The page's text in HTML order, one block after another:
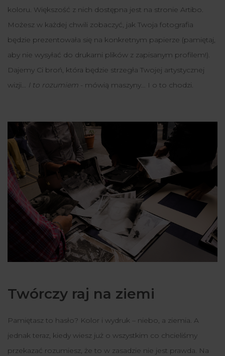
koloru. Większość z nich dostępna jest na stronie Artibo.
Możesz w każdej chwili zobaczyć, jak Twoja fotografia
będzie prezentowała się na konkretnym papierze (pamiętaj,
aby nie wysyłać do drukarni plików z zapisanym profilem!).
Dajemy Ci broń, która będzie strzegła Twojej artystycznej
wizji… I to rozumiem - mówią maszyny… I o to chodzi.
Twórczy raj na ziemi
Pamiętasz to hasło? Kolor i wydruk – niebo, a ziemia. A
jednak teraz, kiedy wiesz już o wszystkim co chcieliśmy
przekazać rozumiesz, że to w zasadzie nie jest prawda. Na